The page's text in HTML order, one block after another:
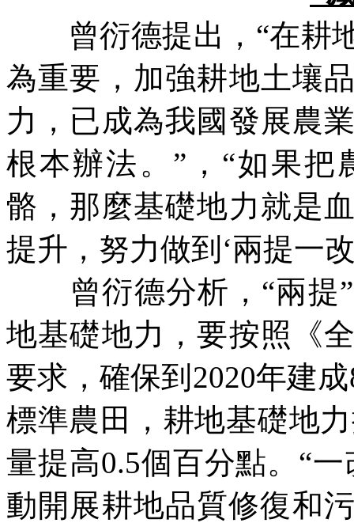
曾衍德提出，“在耕地
為重要，加強耕地土壤
力，已成為我國發展農
根本辦法。”，“如果把
骼，那麼基礎地力就是
提升，努力做到‘兩提一
曾衍德分析，“兩提”
地基礎地力，要按照《
要求，確保到 2020年建成
標準農田，耕地基礎地
量提高0.5個百分點。“
動開展耕地品質修復和